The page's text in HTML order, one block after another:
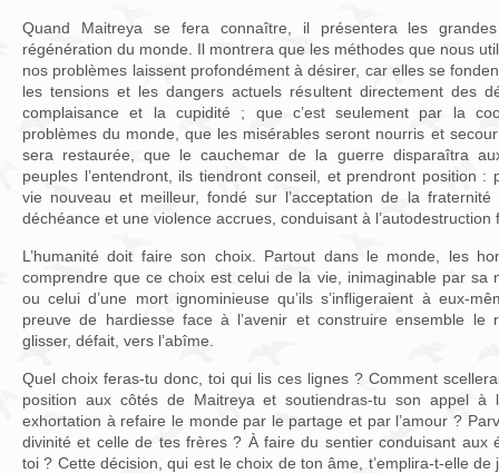
Quand Maitreya se fera connaître, il présentera les
régénération du monde. Il montrera que les méthodes que nous
nos problèmes laissent profondément à désirer, car elles se
les tensions et les dangers actuels résultent directement des
complaisance et la cupidité ; que c’est seulement par la
problèmes du monde, que les misérables seront nourris et
sera restaurée, que le cauchemar de la guerre disparaîtra
peuples l’entendront, ils tiendront conseil, et prendront position :
vie nouveau et meilleur, fondé sur l’acceptation de la
déchéance et une violence accrues, conduisant à l’autodestruction
L’humanité doit faire son choix. Partout dans le monde, les
comprendre que ce choix est celui de la vie, inimaginable par sa
ou celui d’une mort ignominieuse qu’ils s’infligeraient à eux-
preuve de hardiesse face à l’avenir et construire ensemble le
glisser, défait, vers l’abîme.
Quel choix feras-tu donc, toi qui lis ces lignes ? Comment
position aux côtés de Maitreya et soutiendras-tu son appel
exhortation à refaire le monde par le partage et par l’amour ?
divinité et celle de tes frères ? À faire du sentier conduisant aux
toi ? Cette décision, qui est le choix de ton âme, t’emplira-t-elle